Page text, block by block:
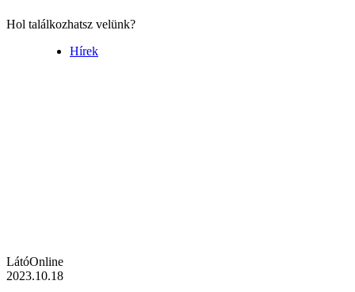
Hol találkozhatsz velünk?
Hírek
LátóOnline
2023.10.18